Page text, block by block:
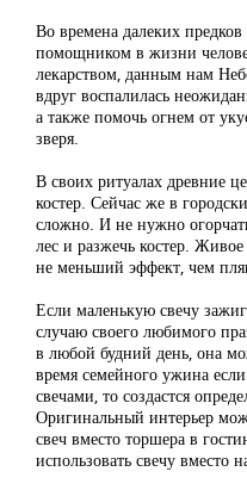
Во времена далеких
помощником в жизни
лекарством, данным нам
вдруг воспалилась
а также помочь огнем от
зверя.
В своих ритуалах древние
костер. Сейчас же в
сложно. И не нужно
лес и разжечь костер.
не меньший эффект, чем
Если маленькую свечу
случаю своего любимого
в любой будний день, она
время семейного ужина
свечами, то создастся
Оригинальный интерьер
свеч вместо торшера в
использовать свечу вместо